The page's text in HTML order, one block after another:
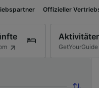
Offizieller Vertriebspartner
GetYourGuide